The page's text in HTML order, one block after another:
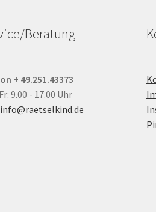
Beratung
+ 49.251.43373
9.00 - 17.00 Uhr
info@raetselkind.de